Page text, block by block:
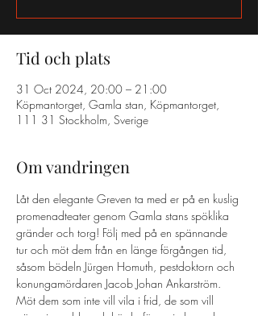
Tid och plats
31 Oct 2024, 20:00 – 21:00
Köpmantorget, Gamla stan, Köpmantorget,
111 31 Stockholm, Sverige
Om vandringen
Låt den elegante Greven ta med er på en kuslig
promenadteater genom Gamla stans spöklika
gränder och torg! Följ med på en spännande
tur och möt dem från en länge förgången tid,
såsom bödeln Jürgen Homuth, pestdoktorn och
konungamördaren Jacob Johan Ankarström.
Möt dem som inte vill vila i frid, de som vill